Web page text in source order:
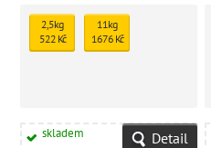
2,5kg
522 Kč
11kg
1676 Kč
skladem Detail